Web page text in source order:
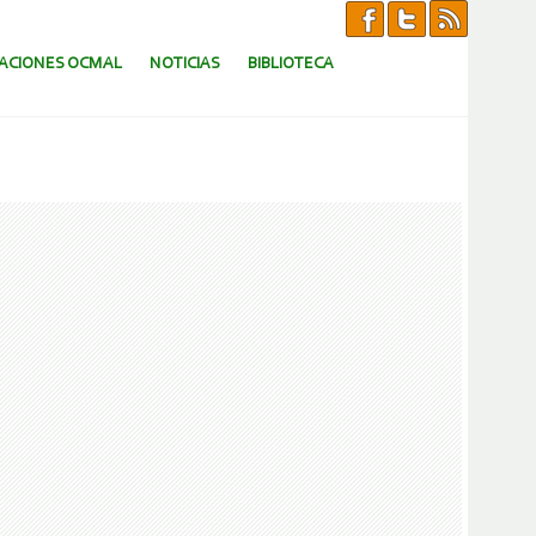
OCMAL NOTICIAS BIBLIOTECA